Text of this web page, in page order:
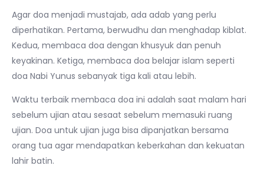
Agar doa menjadi mustajab, ada adab yang perlu
diperhatikan. Pertama, berwudhu dan menghadap kiblat.
Kedua, membaca doa dengan khusyuk dan penuh
keyakinan. Ketiga, membaca doa belajar islam seperti
doa Nabi Yunus sebanyak tiga kali atau lebih.
Waktu terbaik membaca doa ini adalah saat malam hari
sebelum ujian atau sesaat sebelum memasuki ruang
ujian. Doa untuk ujian juga bisa dipanjatkan bersama
orang tua agar mendapatkan keberkahan dan kekuatan
lahir batin.